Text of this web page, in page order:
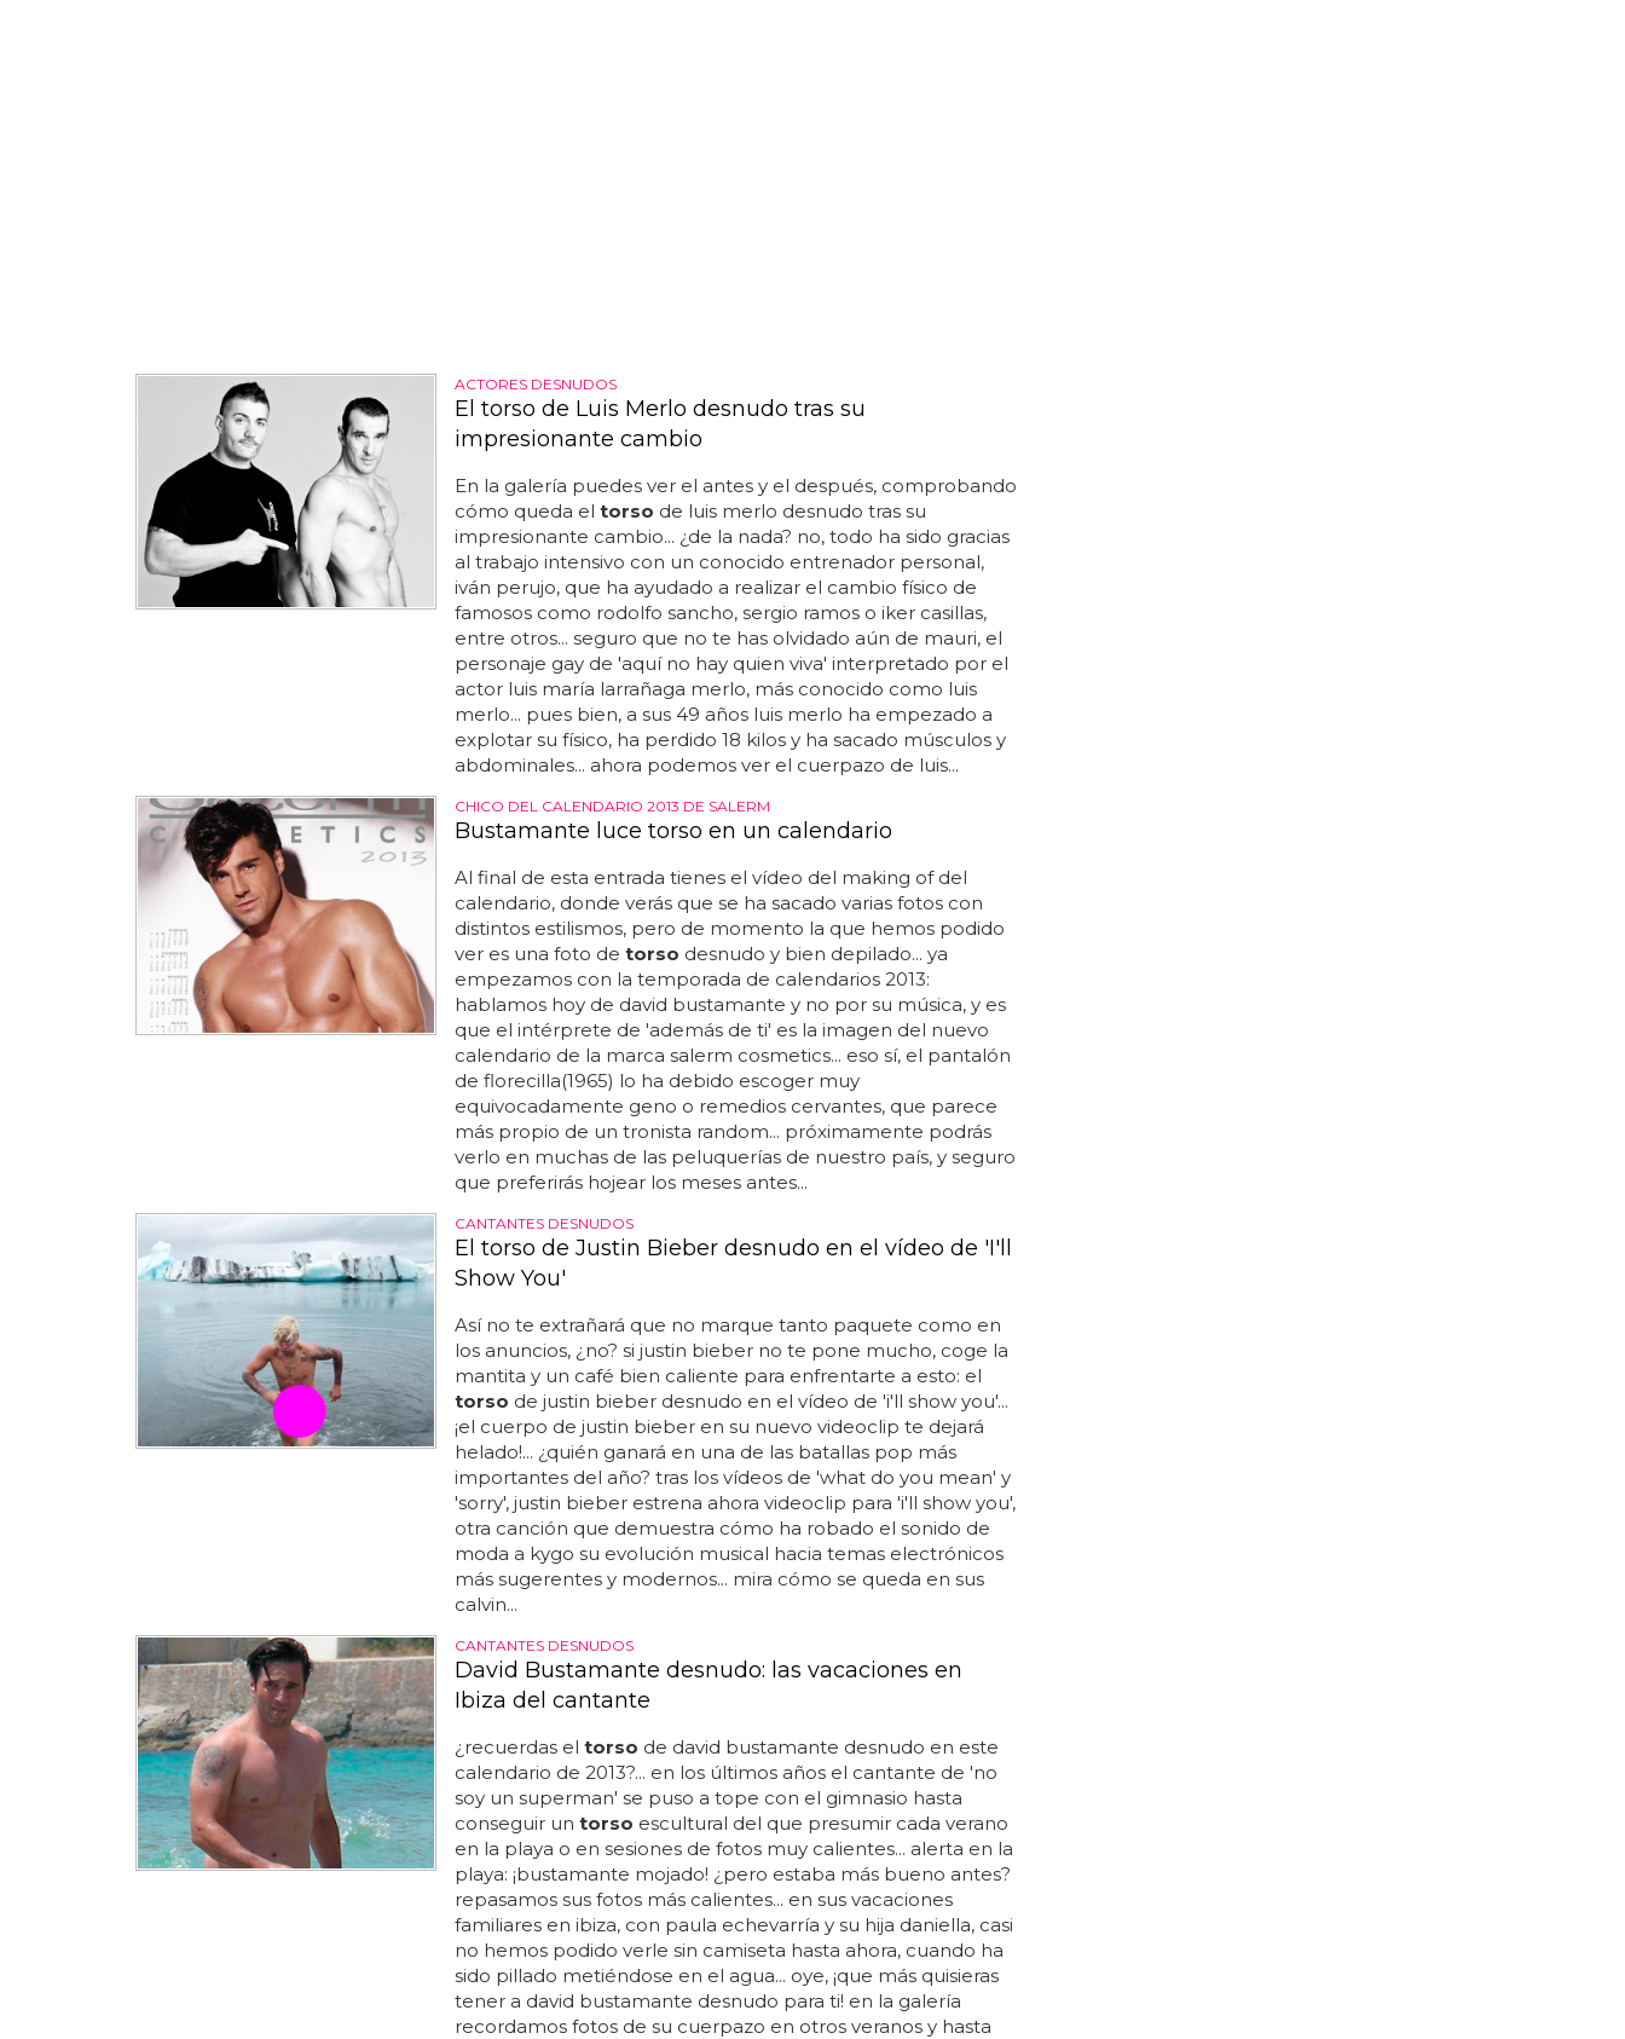
ACTORES DESNUDOS
El torso de Luis Merlo desnudo tras su
impresionante cambio
En la galería puedes ver el antes y el después, comprobando
cómo queda el torso de luis merlo desnudo tras su
impresionante cambio... ¿de la nada? no, todo ha sido gracias
al trabajo intensivo con un conocido entrenador personal,
iván perujo, que ha ayudado a realizar el cambio físico de
famosos como rodolfo sancho, sergio ramos o iker casillas,
entre otros... seguro que no te has olvidado aún de mauri, el
personaje gay de 'aquí no hay quien viva' interpretado por el
actor luis maría larrañaga merlo, más conocido como luis
merlo... pues bien, a sus 49 años luis merlo ha empezado a
explotar su físico, ha perdido 18 kilos y ha sacado músculos y
abdominales... ahora podemos ver el cuerpazo de luis...
CHICO DEL CALENDARIO 2013 DE SALERM
Bustamante luce torso en un calendario
Al final de esta entrada tienes el vídeo del making of del
calendario, donde verás que se ha sacado varias fotos con
distintos estilismos, pero de momento la que hemos podido
ver es una foto de torso desnudo y bien depilado... ya
empezamos con la temporada de calendarios 2013:
hablamos hoy de david bustamante y no por su música, y es
que el intérprete de 'además de ti' es la imagen del nuevo
calendario de la marca salerm cosmetics... eso sí, el pantalón
de florecilla(1965) lo ha debido escoger muy
equivocadamente geno o remedios cervantes, que parece
más propio de un tronista random... próximamente podrás
verlo en muchas de las peluquerías de nuestro país, y seguro
que preferirás hojear los meses antes...
CANTANTES DESNUDOS
El torso de Justin Bieber desnudo en el vídeo de 'I'll
Show You'
Así no te extrañará que no marque tanto paquete como en
los anuncios, ¿no? si justin bieber no te pone mucho, coge la
mantita y un café bien caliente para enfrentarte a esto: el
torso de justin bieber desnudo en el vídeo de 'i'll show you'...
¡el cuerpo de justin bieber en su nuevo videoclip te dejará
helado!... ¿quién ganará en una de las batallas pop más
importantes del año? tras los vídeos de 'what do you mean' y
'sorry', justin bieber estrena ahora videoclip para 'i'll show you',
otra canción que demuestra cómo ha robado el sonido de
moda a kygo su evolución musical hacia temas electrónicos
más sugerentes y modernos... mira cómo se queda en sus
calvin...
CANTANTES DESNUDOS
David Bustamante desnudo: las vacaciones en
Ibiza del cantante
¿recuerdas el torso de david bustamante desnudo en este
calendario de 2013?... en los últimos años el cantante de 'no
soy un superman' se puso a tope con el gimnasio hasta
conseguir un torso escultural del que presumir cada verano
en la playa o en sesiones de fotos muy calientes... alerta en la
playa: ¡bustamante mojado! ¿pero estaba más bueno antes?
repasamos sus fotos más calientes... en sus vacaciones
familiares en ibiza, con paula echevarría y su hija daniella, casi
no hemos podido verle sin camiseta hasta ahora, cuando ha
sido pillado metiéndose en el agua... oye, ¡que más quisieras
tener a david bustamante desnudo para ti! en la galería
recordamos fotos de su cuerpazo en otros veranos y hasta